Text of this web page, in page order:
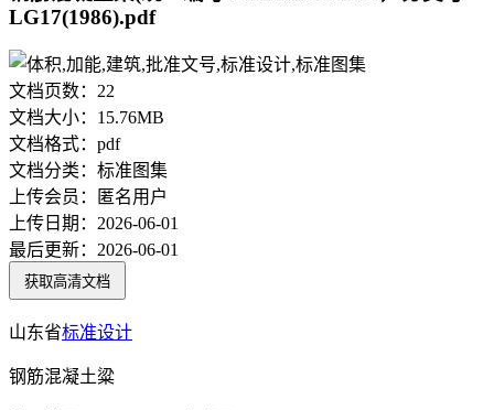
LG17(1986).pdf
文档页数： 22
文档大小： 15.76MB
文档格式： pdf
文档分类： 标准图集
上传会员：
匿名用户
上传日期： 2026-06-01
最后更新： 2026-06-01
获取高清文档
山东省标准设计
钢筋混凝土粱